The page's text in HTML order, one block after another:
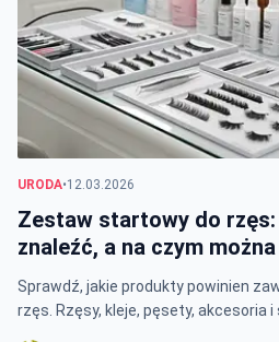
URODA•12.03.2026
Zestaw startowy do rzęs:
znaleźć, a na czym
Sprawdź, jakie produkty powinien
rzęs. Rzęsy, kleje, pęsety, akcesoria